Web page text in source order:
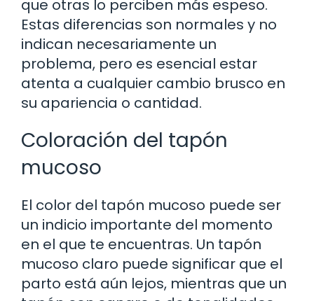
que otras lo perciben más espeso.
Estas diferencias son normales y no
indican necesariamente un
problema, pero es esencial estar
atenta a cualquier cambio brusco en
su apariencia o cantidad.
Coloración del tapón
mucoso
El color del tapón mucoso puede ser
un indicio importante del momento
en el que te encuentras. Un tapón
mucoso claro puede significar que el
parto está aún lejos, mientras que un